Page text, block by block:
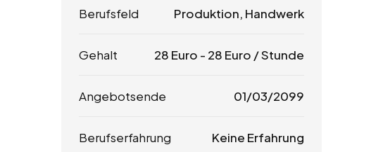
Berufsfeld Produktion, Handwerk
Gehalt 28 Euro - 28 Euro / Stunde
Angebotsende 01/03/2099
Berufserfahrung Keine Erfahrung